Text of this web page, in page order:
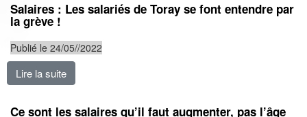
Salaires : Les salariés de Toray se font entendre par
la grève !
Publié le 24/05//2022
Lire la suite
Ce sont les salaires qu’il faut augmenter, pas l’âge